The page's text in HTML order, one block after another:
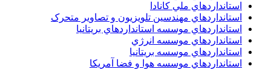
استانداردهاي ملي کانادا
استانداردهاي مهندسين تلويزيون و تصاوير متحرک
استانداردهاي موسسه استانداردهاي بريتانيا
استانداردهاي موسسه انرژي
استانداردهاي موسسه بريتانيا
استانداردهاي موسسه هوا و فضا آمريکا